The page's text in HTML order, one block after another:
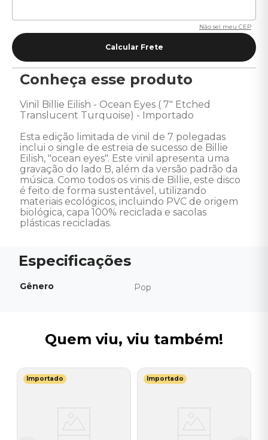
Não sei meu CEP
Conheça esse produto
Vinil Billie Eilish - Ocean Eyes ( 7" Etched
Translucent Turquoise) - Importado
Esta edição limitada de vinil de 7 polegadas
inclui o single de estreia de sucesso de Billie
Eilish, "ocean eyes". Este vinil apresenta uma
gravação do lado B, além da versão padrão da
música. Como todos os vinis de Billie, este disco
é feito de forma sustentável, utilizando
materiais ecológicos, incluindo PVC de origem
biológica, capa 100% reciclada e sacolas
plásticas recicladas.
Gênero Pop
Quem viu, viu também!
Importado Importado